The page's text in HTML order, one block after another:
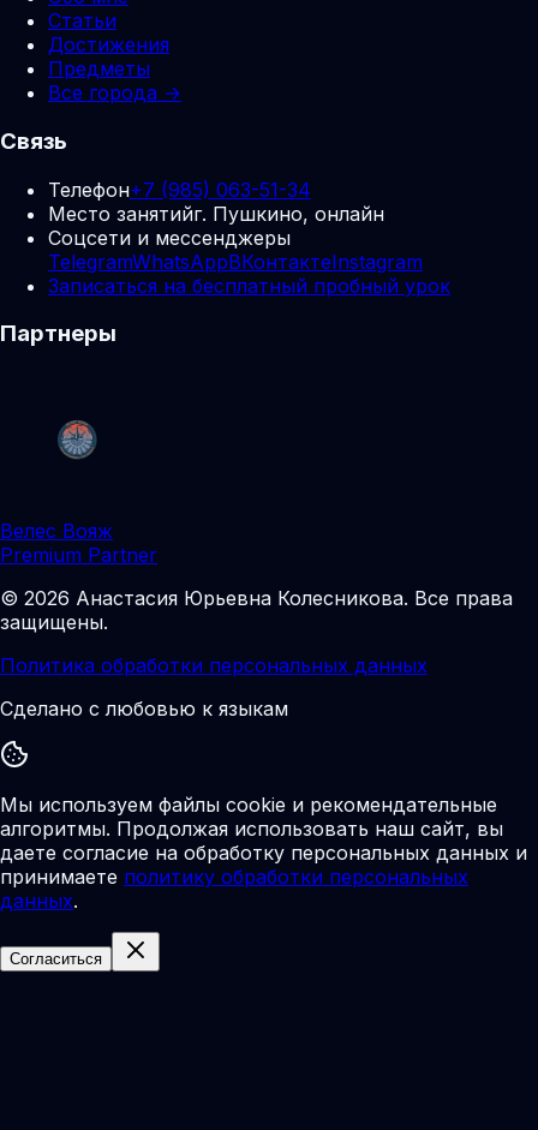
Статьи
Достижения
Предметы
Все города →
Связь
Телефон+7 (985) 063-51-34
Место занятийг. Пушкино, онлайн
Соцсети и мессенджеры
TelegramWhatsAppВКонтактеInstagram
Записаться на бесплатный пробный урок
Партнеры
Велес Вояж
Premium Partner
© 2026 Анастасия Юрьевна Колесникова. Все права
защищены.
Политика обработки персональных данных
Сделано с любовью к языкам
Мы используем файлы cookie и рекомендательные
алгоритмы. Продолжая использовать наш сайт, вы
даете согласие на обработку персональных данных и
принимаете политику обработки персональных
данных.
Согласиться